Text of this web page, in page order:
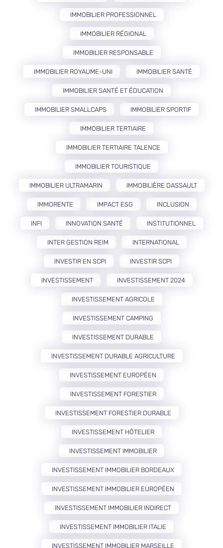
IMMOBILIER PROFESSIONNEL
IMMOBILIER RÉGIONAL
IMMOBILIER RESPONSABLE
IMMOBILIER ROYAUME-UNI IMMOBILIER SANTÉ
IMMOBILIER SANTÉ ET ÉDUCATION
IMMOBILIER SMALLCAPS IMMOBILIER SPORTIF
IMMOBILIER TERTIAIRE
IMMOBILIER TERTIAIRE TALENCE
IMMOBILIER TOURISTIQUE
IMMOBILIER ULTRAMARIN IMMOBILIÈRE DASSAULT
IMMORENTE IMPACT ESG INCLUSION
INFI INNOVATION SANTÉ INSTITUTIONNEL
INTER GESTION REIM INTERNATIONAL
INVESTIR EN SCPI INVESTIR SCPI
INVESTISSEMENT INVESTISSEMENT 2024
INVESTISSEMENT AGRICOLE
INVESTISSEMENT CAMPING
INVESTISSEMENT DURABLE
INVESTISSEMENT DURABLE AGRICULTURE
INVESTISSEMENT EUROPÉEN
INVESTISSEMENT FORESTIER
INVESTISSEMENT FORESTIER DURABLE
INVESTISSEMENT HÔTELIER
INVESTISSEMENT IMMOBILIER
INVESTISSEMENT IMMOBILIER BORDEAUX
INVESTISSEMENT IMMOBILIER EUROPÉEN
INVESTISSEMENT IMMOBILIER INDIRECT
INVESTISSEMENT IMMOBILIER ITALIE
INVESTISSEMENT IMMOBILIER MARSEILLE